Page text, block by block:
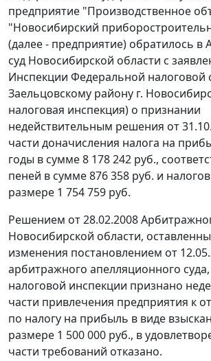
предприятие "Производственное
"Новосибирский
(далее - предприятие) обратилось
суд Новосибирской области с
Инспекции Федеральной налоговой
Заельцовскому району г.
налоговая инспекция) о признании
недействительным решения от
части доначисления налога на
годы в сумме 8 178 242 руб.,
пеней в сумме 876 358 руб. и
размере 1 754 759 руб.
Решением от 28.02.2008
Новосибирской области,
изменения постановлением от
арбитражного апелляционного
налоговой инспекции признано
части привлечения предприятия к
по налогу на прибыль в виде
размере 1 500 000 руб., в
части требований отказано.